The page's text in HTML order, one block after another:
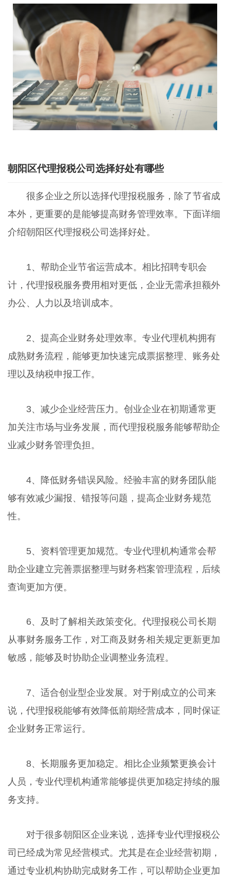
朝阳区代理报税公司选择好处有哪些
很多企业之所以选择代理报税服务，除了节省成
本外，更重要的是能够提高财务管理效率。下面详细
介绍朝阳区代理报税公司选择好处。
1、帮助企业节省运营成本。相比招聘专职会
计，代理报税服务费用相对更低，企业无需承担额外
办公、人力以及培训成本。
2、提高企业财务处理效率。专业代理机构拥有
成熟财务流程，能够更加快速完成票据整理、账务处
理以及纳税申报工作。
3、减少企业经营压力。创业企业在初期通常更
加关注市场与业务发展，而代理报税服务能够帮助企
业减少财务管理负担。
4、降低财务错误风险。经验丰富的财务团队能
够有效减少漏报、错报等问题，提高企业财务规范
性。
5、资料管理更加规范。专业代理机构通常会帮
助企业建立完善票据整理与财务档案管理流程，后续
查询更加方便。
6、及时了解相关政策变化。代理报税公司长期
从事财务服务工作，对工商及财务相关规定更新更加
敏感，能够及时协助企业调整业务流程。
7、适合创业型企业发展。对于刚成立的公司来
说，代理报税能够有效降低前期经营成本，同时保证
企业财务正常运行。
8、长期服务更加稳定。相比企业频繁更换会计
人员，专业代理机构通常能够提供更加稳定持续的服
务支持。
对于很多朝阳区企业来说，选择专业代理报税公
司已经成为常见经营模式。尤其是在企业经营初期，
通过专业机构协助完成财务工作，可以帮助企业更加